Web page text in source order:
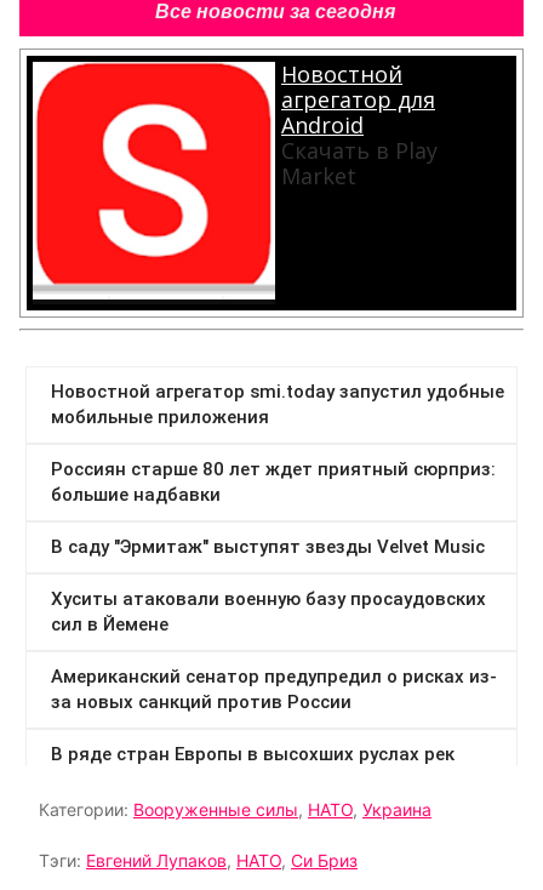
Все новости за сегодня
Новостной
агрегатор для
Android
Скачать в Play
Market
Категории: Вооруженные силы, НАТО, Украина
Тэги: Евгений Лупаков, НАТО, Си Бриз